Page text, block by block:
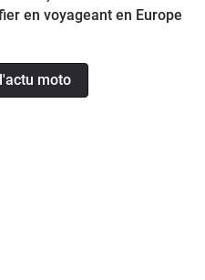
en voyageant en Europe
moto